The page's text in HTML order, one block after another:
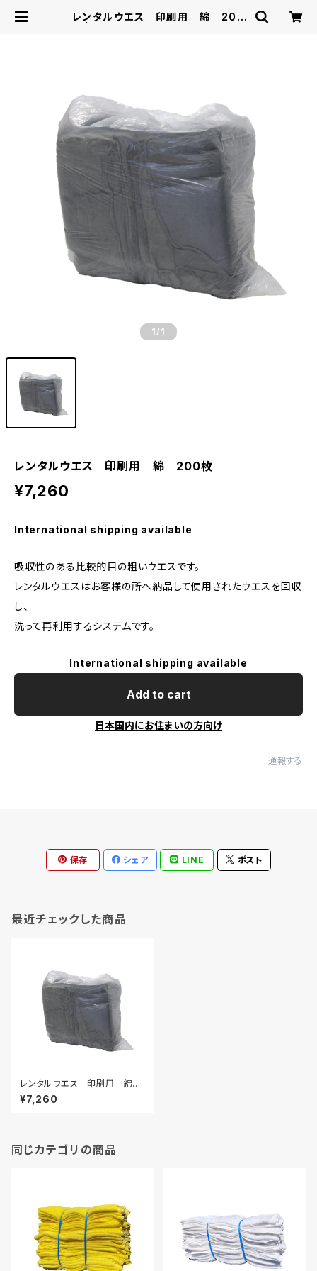
レンタルウエス 印刷用 綿 200
1 /1
レンタルウエス 印刷用 綿 200枚
¥7,260
International shipping available
吸収性のある比較的目の粗いウエスです。
レンタルウエスはお客様の所へ納品して使用されたウエスを回収
し、
洗って再利用するシステムです。
International shipping available
Add to cart
日本国内にお住まいの方向け
通報する
保存 シェア LINE ポスト
最近チェックした商品
レンタルウエス 印刷用 綿
200枚
¥7,260
同じカテゴリの商品